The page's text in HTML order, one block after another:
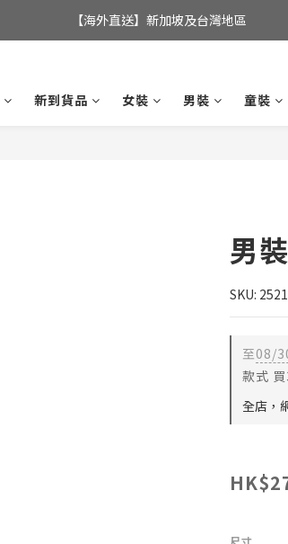
全店滿$350，即可享港澳地區免運費;
【海外直送】新加坡及台灣地區
新到貨品 女裝 男裝 童裝
男
SKU:
至08/
款式
全店，
尺寸